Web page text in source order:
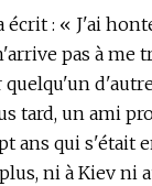
: « J'ai
pas à me
tard, un ami
qui s'était
ni à Kiev ni